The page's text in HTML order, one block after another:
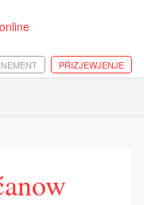
PŘIZJEWJENJE